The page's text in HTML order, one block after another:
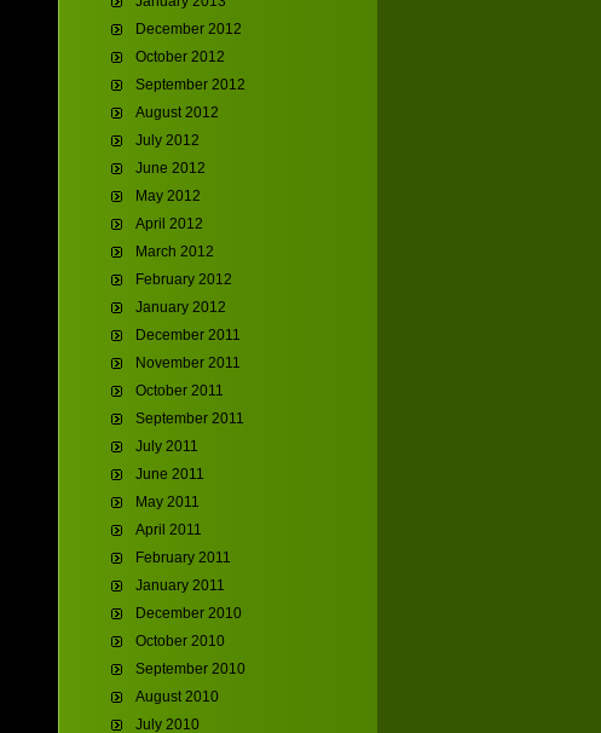
December 2012
October 2012
September 2012
August 2012
July 2012
June 2012
May 2012
April 2012
March 2012
February 2012
January 2012
December 2011
November 2011
October 2011
September 2011
July 2011
June 2011
May 2011
April 2011
February 2011
January 2011
December 2010
October 2010
September 2010
August 2010
July 2010